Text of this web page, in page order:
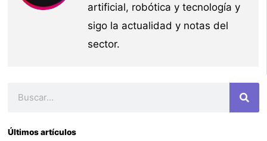
artificial, robótica y tecnología y
sigo la actualidad y notas del
sector.
Últimos artículos